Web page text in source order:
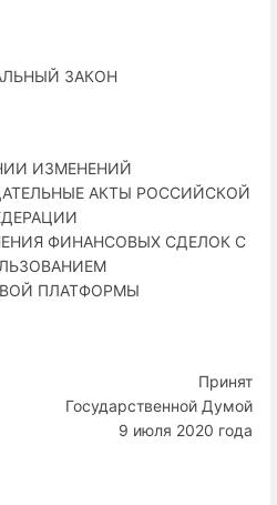
ЗАКОН
ИЗМЕНЕНИЙ
АКТЫ РОССИЙСКОЙ
ФИНАНСОВЫХ СДЕЛОК С
ПЛАТФОРМЫ
Принят
Государственной Думой
9 июля 2020 года